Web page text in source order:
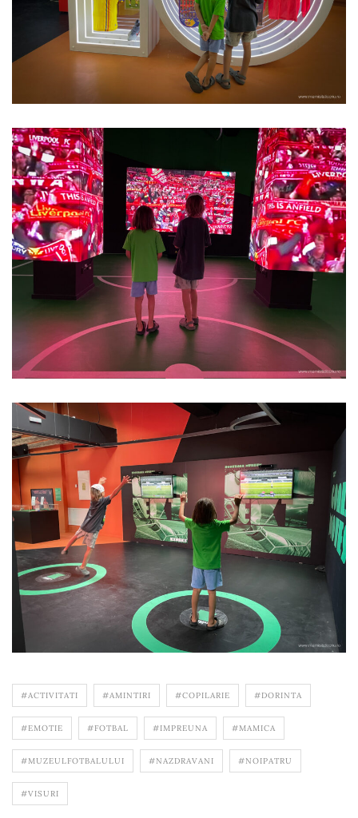
#ACTIVITATI #AMINTIRI #COPILARIE #DORINTA
#EMOTIE #FOTBAL #IMPREUNA #MAMICA
#MUZEULFOTBALULUI #NAZDRAVANI #NOIPATRU
#VISURI